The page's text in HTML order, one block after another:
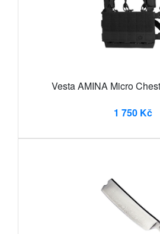
Vesta AMINA Micro
1 750 Kč